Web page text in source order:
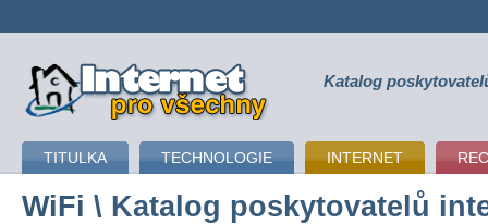
připojení k internetu Katalog
TITULKA TECHNOLOGIE INTERNET
WiFi \ Katalog poskytovatelů